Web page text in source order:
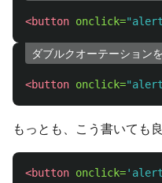
<button onclick=
ダブルクオーテーション
<button onclick=
もっとも、こう書いても
<button onclick=